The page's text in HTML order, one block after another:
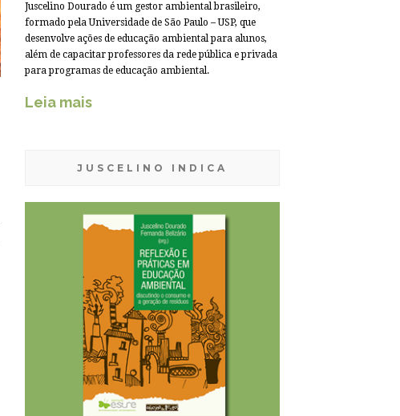
Juscelino Dourado é um gestor ambiental brasileiro,
formado pela Universidade de São Paulo – USP, que
desenvolve ações de educação ambiental para alunos,
além de capacitar professores da rede pública e privada
para programas de educação ambiental.
Leia mais
JUSCELINO INDICA